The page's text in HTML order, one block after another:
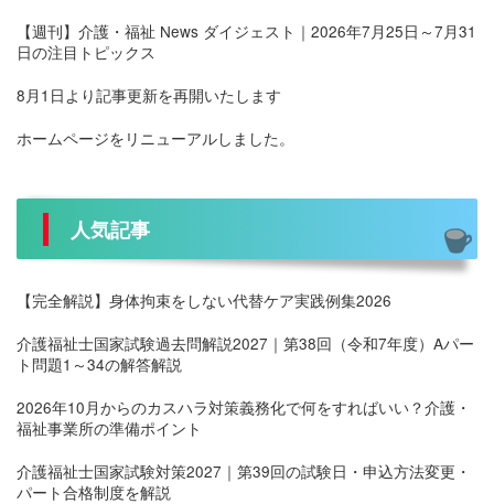
【週刊】介護・福祉 News ダイジェスト｜2026年7月25日～7月31
日の注目トピックス
8月1日より記事更新を再開いたします
ホームページをリニューアルしました。
人気記事
【完全解説】身体拘束をしない代替ケア実践例集2026
介護福祉士国家試験過去問解説2027｜第38回（令和7年度）Aパー
ト問題1～34の解答解説
2026年10月からのカスハラ対策義務化で何をすればいい？介護・
福祉事業所の準備ポイント
介護福祉士国家試験対策2027｜第39回の試験日・申込方法変更・
パート合格制度を解説